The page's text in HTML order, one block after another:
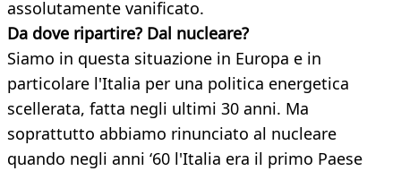
assolutamente vanificato.
Da dove ripartire? Dal nucleare?
Siamo in questa situazione in Europa e in
particolare l'Italia per una politica energetica
scellerata, fatta negli ultimi 30 anni. Ma
soprattutto abbiamo rinunciato al nucleare
quando negli anni ‘60 l'Italia era il primo Paese